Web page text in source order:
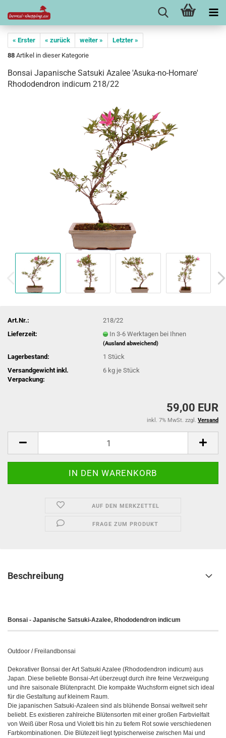
« Erster « zurück weiter »
Letzter »
88 Artikel in dieser Kategorie
Bonsai Japanische Satsuki Azalee 'Asuka-no-Homare'
Rhododendron indicum 218/22
Art.Nr.:
218/22
Lieferzeit:
In 3-6 Werktagen bei Ihnen
(Ausland abweichend)
Lagerbestand: 1Stück
Versandgewicht inkl.
Verpackung:
6 kg je Stück
59,00 EUR
inkl. 7% MwSt. zzgl. Versand
AUF DEN MERKZETTEL
FRAGE ZUM PRODUKT
Beschreibung
Bonsai - Japanische Satsuki-Azalee, Rhododendron indicum
Outdoor / Freilandbonsai
Dekorativer Bonsai der Art Satsuki Azalee (Rhododendron indicum) aus
Japan. Diese beliebte Bonsai-Art überzeugt durch ihre feine Verzweigung
und ihre saisonale Blütenpracht. Die kompakte Wuchsform eignet sich ideal
für die Gestaltung auf kleinem Raum.
Die japanischen Satsuki-Azaleen sind als blühende Bonsai weltweit sehr
beliebt. Es existieren zahlreiche Blütensorten mit einer großen Farbvielfalt
von Weiß über Rosa und Violett bis hin zu tiefem Rot sowie verschiedenen
Farbkombinationen. Die Blütezeit liegt typischerweise zwischen Mai und